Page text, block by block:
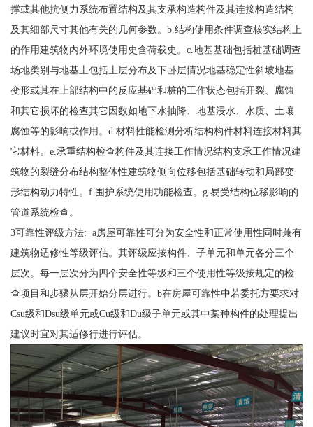
撑或其他抗侧力系统布置结构及其支承构造构件及其连接构造结构
及其细部尺寸其他有关的几何参数。b.结构使用条件调查核实结构上
的作用建筑物内外环境使用史含荷载史。c.地基基础包括桩基础调查
场地类别与地基土包括土层分布及下卧层情况地基稳定性斜坡地基
变形或其在上部结构中的反应基础和桩的工作状态包括开裂、腐蚀
和其它损坏的检查其它因数如地下水抽降、地基浸水、水质、土壤
腐蚀等的影响或作用。d.材料性能检测分析结构构件材料连接材料其
它材料。e.承重结构检查构件及其连接工作情况结构支承工作情况建
筑物的裂缝分布结构整体性建筑物侧向位移包括基础转动和局部变
形结构动力特性。f.围护系统使用功能检查。g.易受结构位移影响的
管道系统检查。
3可靠性评级方法: a房屋可靠性可分为安全性和正常使用性同时兼有
建筑物适修性等级评估。其评级应按构件、子单元和单元各分三个
层次。每一层次分为四个安全性等级和三个使用性等级按规定的检
查项目和步骤从层开始分层进行。b在房屋可靠性中若委托方要求对
Csu级和Dsu级单元或Cu级和Du级子单元或其中某种构件的处理提出
建议时宜对其适修行进行评估。